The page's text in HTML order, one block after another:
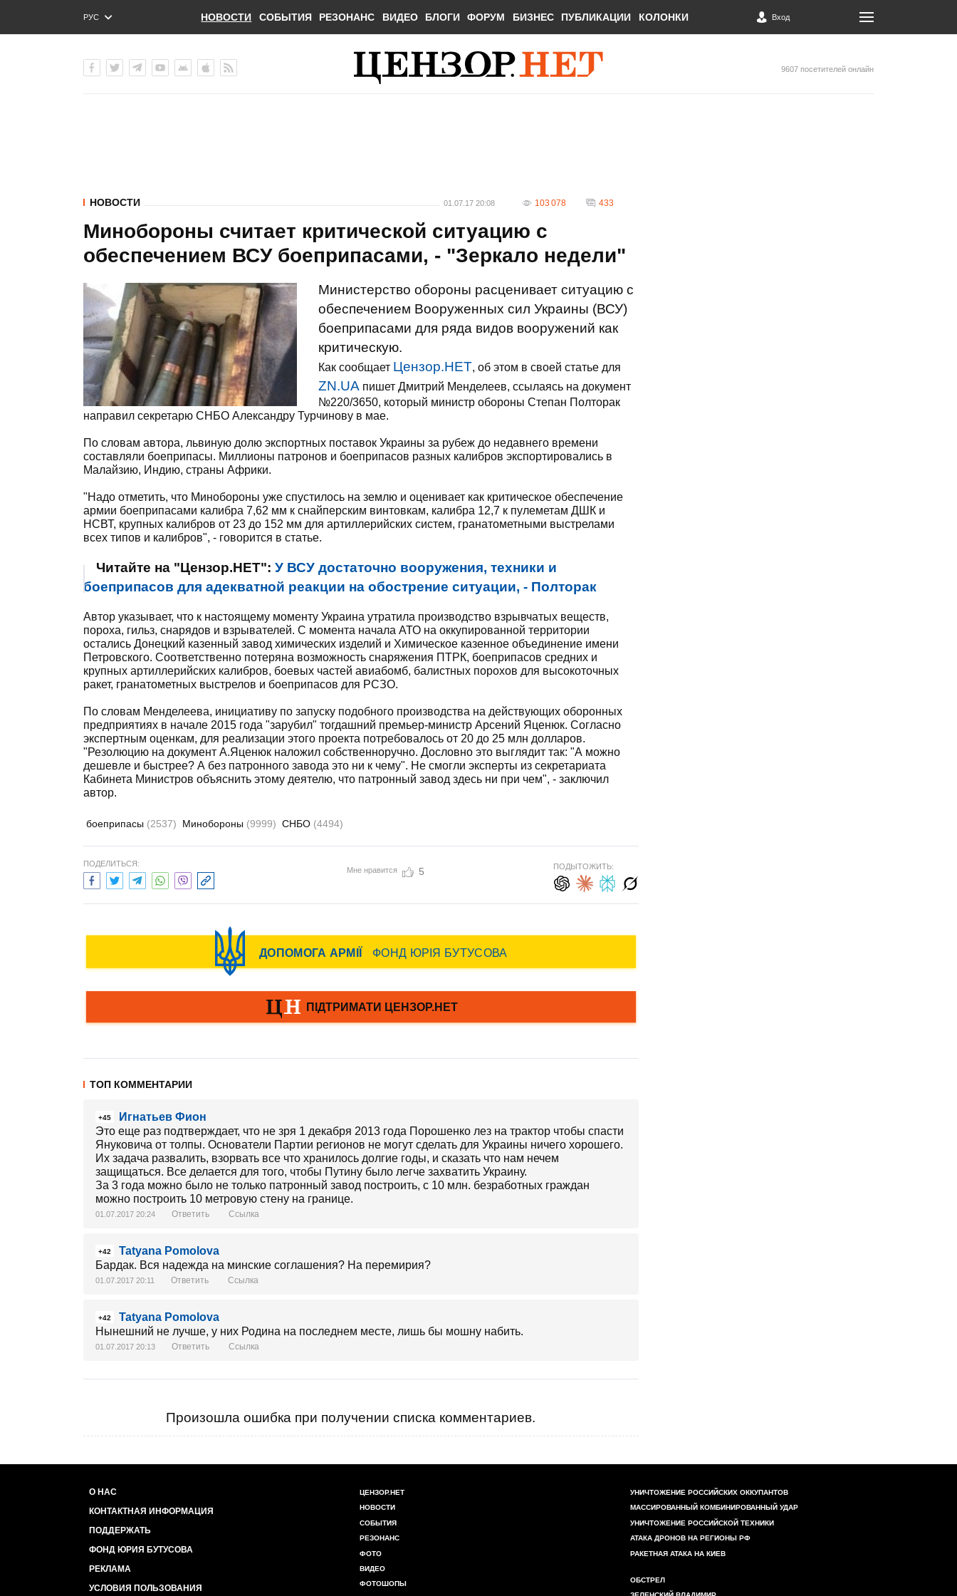
РУС
ENG
НОВОСТИ СОБЫТИЯ РЕЗОНАНС ВИДЕО БЛОГИ ФОРУМ БИЗНЕС ПУБЛИКАЦИИ КОЛОНКИ Вход
9607 посетителей онлайн
НОВОСТИ 01.07.17 20:08 103 078 433
Минобороны считает критической ситуацию с
обеспечением ВСУ боеприпасами, - "Зеркало недели"
Министерство обороны расценивает ситуацию с
обеспечением Вооруженных сил Украины (ВСУ)
боеприпасами для ряда видов вооружений как
критическую.
Как сообщает Цензор.НЕТ, об этом в своей статье для
ZN.UA пишет Дмитрий Менделеев, ссылаясь на документ
№220/3650, который министр обороны Степан Полторак
направил секретарю СНБО Александру Турчинову в мае.
По словам автора, львиную долю экспортных поставок Украины за рубеж до недавнего времени
составляли боеприпасы. Миллионы патронов и боеприпасов разных калибров экспортировались в
Малайзию, Индию, страны Африки.
"Надо отметить, что Минобороны уже спустилось на землю и оценивает как критическое обеспечение
армии боеприпасами калибра 7,62 мм к снайперским винтовкам, калибра 12,7 к пулеметам ДШК и
НСВТ, крупных калибров от 23 до 152 мм для артиллерийских систем, гранатометными выстрелами
всех типов и калибров", - говорится в статье.
Читайте на "Цензор.НЕТ": У ВСУ достаточно вооружения, техники и
боеприпасов для адекватной реакции на обострение ситуации, - Полторак
Автор указывает, что к настоящему моменту Украина утратила производство взрывчатых веществ,
пороха, гильз, снарядов и взрывателей. С момента начала АТО на оккупированной территории
остались Донецкий казенный завод химических изделий и Химическое казенное объединение имени
Петровского. Соответственно потеряна возможность снаряжения ПТРК, боеприпасов средних и
крупных артиллерийских калибров, боевых частей авиабомб, балистных порохов для высокоточных
ракет, гранатометных выстрелов и боеприпасов для РСЗО.
По словам Менделеева, инициативу по запуску подобного производства на действующих оборонных
предприятиях в начале 2015 года "зарубил" тогдашний премьер-министр Арсений Яценюк. Согласно
экспертным оценкам, для реализации этого проекта потребовалось от 20 до 25 млн долларов.
"Резолюцию на документ А.Яценюк наложил собственноручно. Дословно это выглядит так: "А можно
дешевле и быстрее? А без патронного завода это ни к чему". Не смогли эксперты из секретариата
Кабинета Министров объяснить этому деятелю, что патронный завод здесь ни при чем", - заключил
автор.
боеприпасы (2537) Минобороны (9999) СНБО (4494)
ПОДЕЛИТЬСЯ:
Мне нравится 5 ПОДЫТОЖИТЬ:
ТОП КОММЕНТАРИИ
+45
Игнатьев Фион
Это еще раз подтверждает, что не зря 1 декабря 2013 года Порошенко лез на трактор чтобы спасти
Януковича от толпы. Основатели Партии регионов не могут сделать для Украины ничего хорошего.
Их задача развалить, взорвать все что хранилось долгие годы, и сказать что нам нечем
защищаться. Все делается для того, чтобы Путину было легче захватить Украину.
За 3 года можно было не только патронный завод построить, с 10 млн. безработных граждан
можно построить 10 метровую стену на границе.
01.07.2017 20:24 Ответить Ссылка
+42
Tatyana Pomolova
Бардак. Вся надежда на минские соглашения? На перемирия?
01.07.2017 20:11 Ответить Ссылка
+42
Tatyana Pomolova
Нынешний не лучше, у них Родина на последнем месте, лишь бы мошну набить.
01.07.2017 20:13 Ответить Ссылка
Произошла ошибка при получении списка комментариев.
О НАС
КОНТАКТНАЯ ИНФОРМАЦИЯ
ПОДДЕРЖАТЬ
ФОНД ЮРИЯ БУТУСОВА
РЕКЛАМА
УСЛОВИЯ ПОЛЬЗОВАНИЯ
ЦЕНЗОР.НЕТ
НОВОСТИ
СОБЫТИЯ
РЕЗОНАНС
ФОТО
ВИДЕО
ФОТОШОПЫ
УНИЧТОЖЕНИЕ РОССИЙСКИХ ОККУПАНТОВ
МАССИРОВАННЫЙ КОМБИНИРОВАННЫЙ УДАР
УНИЧТОЖЕНИЕ РОССИЙСКОЙ ТЕХНИКИ
АТАКА ДРОНОВ НА РЕГИОНЫ РФ
РАКЕТНАЯ АТАКА НА КИЕВ
ОБСТРЕЛ